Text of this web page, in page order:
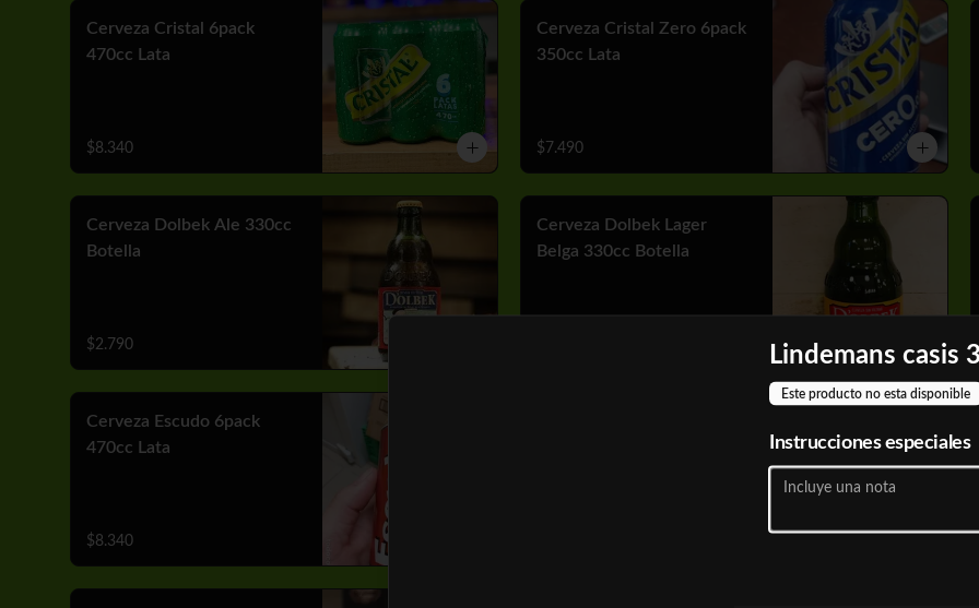
Cerveza Cristal 6pack
470cc Lata
$8.340
Cerveza Cristal Zero 6pack
350cc Lata
$7.490
Cerveza Dolbek Ale 330cc
Botella
$2.790
Cerveza Dolbek Lager
Belga 330cc Botella
Cerveza Escudo 6pack
470cc Lata
$8.340
Lindemans casis
Este producto no esta disponible
Instrucciones especiales